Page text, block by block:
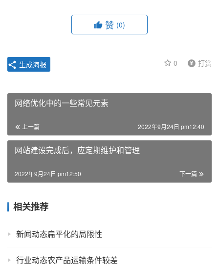
赞 (0)
0 打赏
生成海报
网络优化中的一些常见元素
上一篇 2022年9月24日 pm12:40
网站建设完成后，应定期维护和管理
下一篇
2022年9月24日 pm12:50
相关推荐
新闻动态扁平化的局限性
行业动态农产品运输条件较差